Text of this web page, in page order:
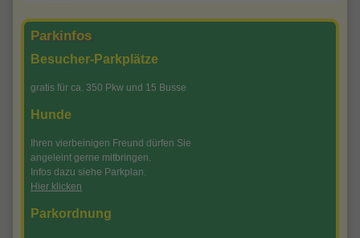
Parkinfos
Besucher-Parkplätze
gratis für ca. 350 Pkw und 15 Busse
Hunde
Ihren vierbeinigen Freund dürfen Sie
angeleint gerne mitbringen.
Infos dazu siehe Parkplan.
Hier klicken
Parkordnung